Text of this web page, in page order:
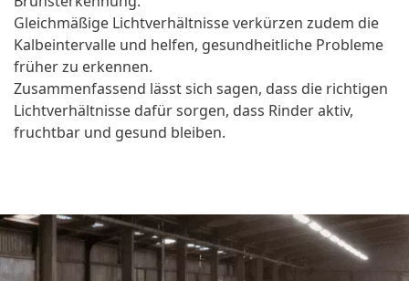
Gleichmäßige Lichtverhältnisse verkürzen zudem die
Kalbeintervalle und helfen, gesundheitliche Probleme
früher zu erkennen.
Zusammenfassend lässt sich sagen, dass die richtigen
Lichtverhältnisse dafür sorgen, dass Rinder aktiv,
fruchtbar und gesund bleiben.